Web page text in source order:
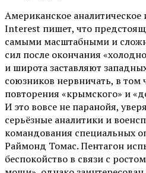
Американское
Interest пишет, что
самыми масштабными и
сил после окончания
и широта заставляют
союзников нервничать, в том
повторения «крымского» и
И это вовсе не паранойя,
серьёзные аналитики и
командования специальных
Раймонд Томас. Пентагон
беспокойство в связи с